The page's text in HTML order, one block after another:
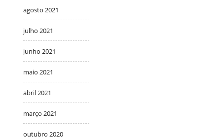
agosto 2021
julho 2021
junho 2021
maio 2021
abril 2021
março 2021
outubro 2020